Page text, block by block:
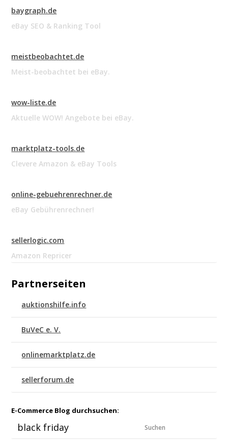
baygraph.de
eBay SEO & Ranking Tool
meistbeobachtet.de
Meist-beobachtet bei eBay.
wow-liste.de
Aktuelle WOW! Angebote bei eBay.
marktplatz-tools.de
Clevere Amazon & eBay Tools
online-gebuehrenrechner.de
eBay Gebührenrechner!
sellerlogic.com
Amazon Repricer
Partnerseiten
auktionshilfe.info
BuVeC e. V.
onlinemarktplatz.de
sellerforum.de
E-Commerce Blog durchsuchen:
Suchen